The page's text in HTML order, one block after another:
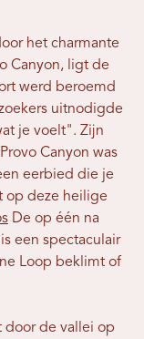
het charmante
Canyon, ligt de
werd beroemd
uitnodigde
je voelt". Zijn
Canyon was
eerbied die je
op deze heilige
De op één na
een spectaculair
Loop beklimt of
door de vallei op